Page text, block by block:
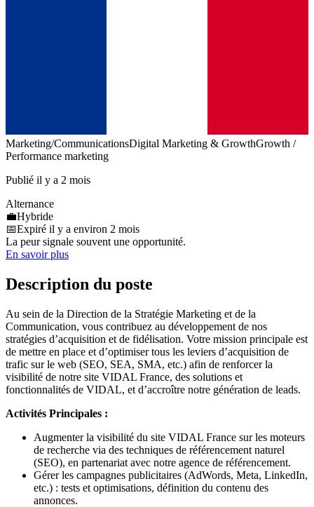
Marketing/CommunicationsDigital Marketing & GrowthGrowth /
Performance marketing
Publié il y a 2 mois
Alternance
💼Hybride
📅Expiré il y a environ 2 mois
La peur signale souvent une opportunité.
En savoir plus
Description du poste
Au sein de la Direction de la Stratégie Marketing et de la
Communication, vous contribuez au développement de nos
stratégies d’acquisition et de fidélisation. Votre mission principale est
de mettre en place et d’optimiser tous les leviers d’acquisition de
trafic sur le web (SEO, SEA, SMA, etc.) afin de renforcer la
visibilité de notre site VIDAL France, des solutions et
fonctionnalités de VIDAL, et d’accroître notre génération de leads.
Activités Principales :
Augmenter la visibilité du site VIDAL France sur les moteurs
de recherche via des techniques de référencement naturel
(SEO), en partenariat avec notre agence de référencement.
Gérer les campagnes publicitaires (AdWords, Meta, LinkedIn,
etc.) : tests et optimisations, définition du contenu des
annonces.